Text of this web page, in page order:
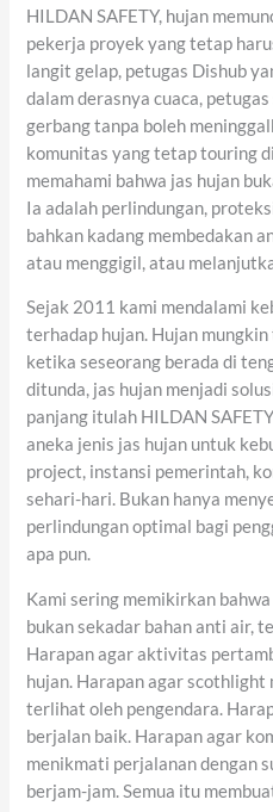
HILDAN SAFETY, hujan
pekerja proyek yang tetap
langit gelap, petugas Dishub
dalam derasnya cuaca,
gerbang tanpa boleh
komunitas yang tetap touring
memahami bahwa jas hujan
Ia adalah perlindungan,
bahkan kadang membedakan
atau menggigil, atau
Sejak 2011 kami mendalami
terhadap hujan. Hujan
ketika seseorang berada di
ditunda, jas hujan menjadi
panjang itulah HILDAN
aneka jenis jas hujan untuk
project, instansi pemerintah,
sehari-hari. Bukan hanya
perlindungan optimal bagi
apa pun.
Kami sering memikirkan
bukan sekadar bahan anti air,
Harapan agar aktivitas
hujan. Harapan agar
terlihat oleh pengendara.
berjalan baik. Harapan agar
menikmati perjalanan dengan
berjam-jam. Semua itu